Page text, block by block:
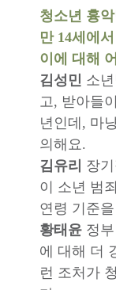
청소년 흉
만 14세에
이에 대해
김성민 소
고, 받아들
년인데, 마
의해요.
김유리 장
이 소년 범
연령 기준
황태윤 정
에 대해 더
런 조처가